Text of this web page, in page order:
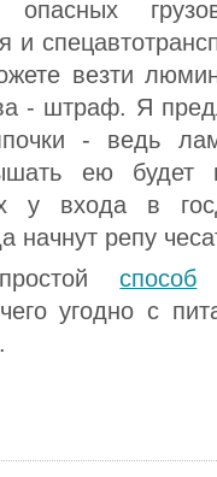
опасных
и
везти
- штраф. Я
- ведь
ею будет
у входа в
начнут репу
способ
угодно с